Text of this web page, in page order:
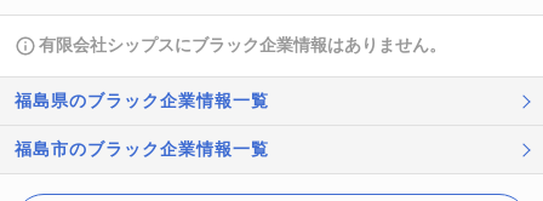
有限会社シップスにブラック企業情報はありません。
福島県のブラック企業情報一覧
福島市のブラック企業情報一覧